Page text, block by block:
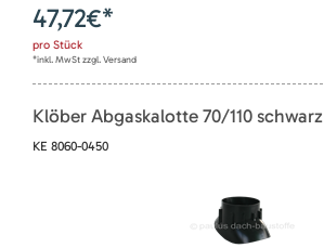
47,72€*
pro Stück
*inkl. MwSt zzgl. Versand
Klöber Abgaskalotte 70/110 schwarz
KE 8060-0450